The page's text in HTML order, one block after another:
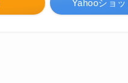
Yahooショ